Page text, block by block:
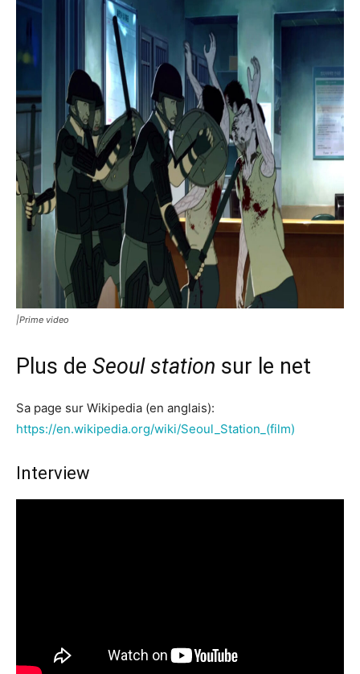
|Prime video
Plus de Seoul station sur le net
Sa page sur Wikipedia (en anglais):
https://en.wikipedia.org/wiki/Seoul_Station_(film)
Interview